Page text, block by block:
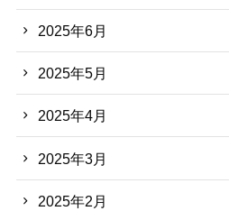
2025年6月
2025年5月
2025年4月
2025年3月
2025年2月